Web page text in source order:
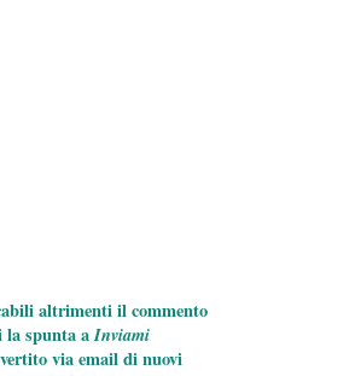
altrimenti il commento
la spunta aInviami
via email di nuovi